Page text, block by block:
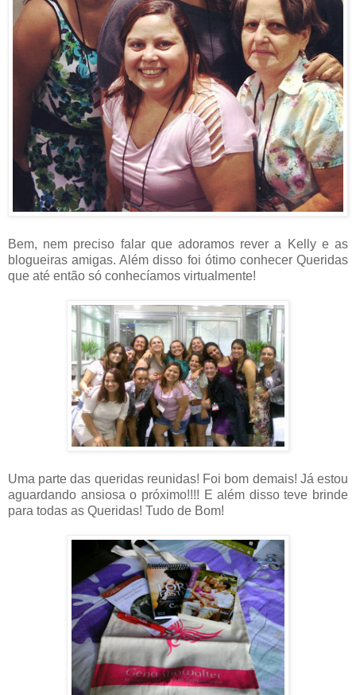
Bem, nem preciso falar que adoramos rever a Kelly e as
blogueiras amigas. Além disso foi ótimo conhecer Queridas
que até então só conhecíamos virtualmente!
Uma parte das queridas reunidas! Foi bom demais! Já estou
aguardando ansiosa o próximo!!!! E além disso teve brinde
para todas as Queridas! Tudo de Bom!